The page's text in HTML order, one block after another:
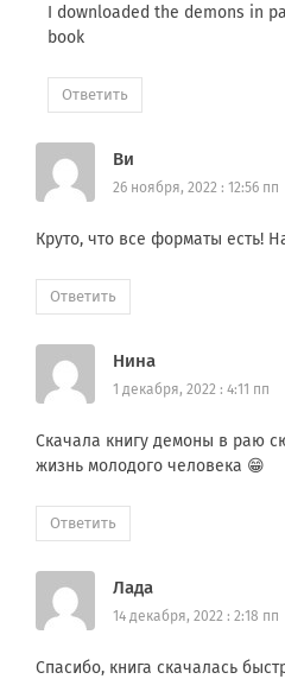
I downloaded the demons in
book
Ответить
Ви
26 ноября, 2022 : 12:56 пп
Круто, что все форматы есть!
Ответить
Нина
1 декабря, 2022 : 4:11 пп
Скачала книгу демоны в раю
жизнь молодого человека 😁
Ответить
Лада
14 декабря, 2022 : 2:18 пп
Спасибо, книга скачалась